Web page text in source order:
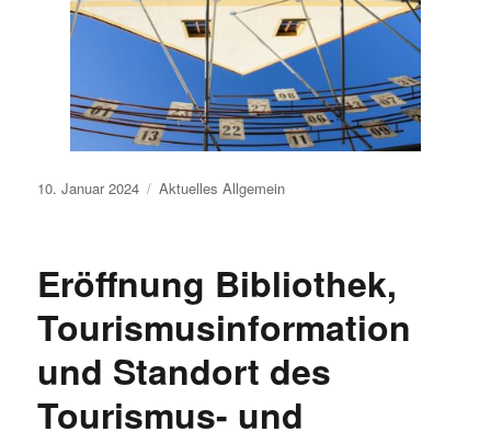
Veröffentlicht
10. Januar 2024 Aktuelles Allgemein
Eröffnung Bibliothek,
Tourismusinformation
und Standort des
Tourismus- und